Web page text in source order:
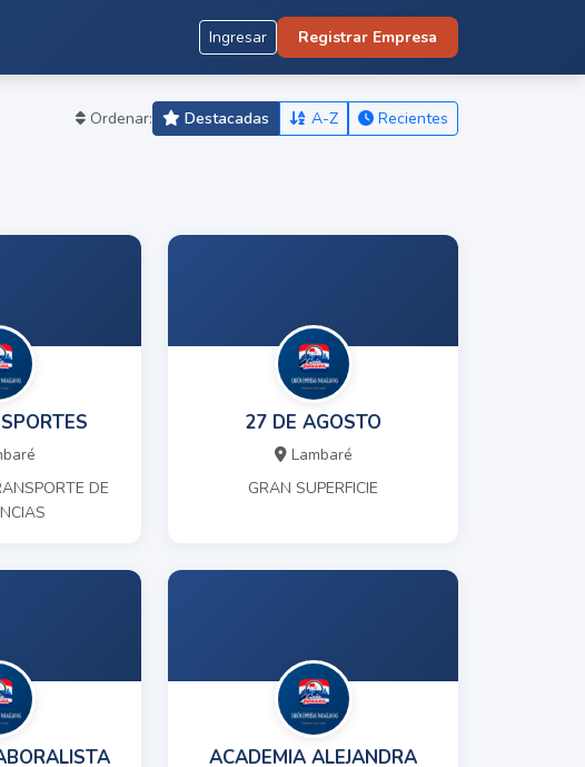
Ingresar Registrar Empresa
Ordenar: Destacadas A-Z Recientes
DE
27 DE AGOSTO
Lambaré
GRAN SUPERFICIE
ACADEMIA ALEJANDRA